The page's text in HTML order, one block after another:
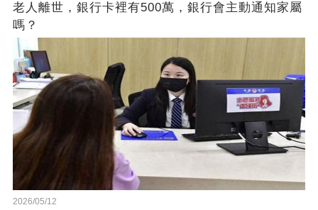
老人離世，銀行卡裡有500萬，銀行會主動通知家屬
嗎？
2026/05/12